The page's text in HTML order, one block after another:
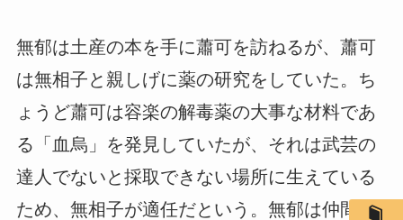
無郁は土産の本を手に蕭可を訪ねるが、蕭可
は無相子と親しげに薬の研究をしていた。ち
ょうど蕭可は容楽の解毒薬の大事な材料であ
る「血烏」を発見していたが、それは武芸の
達人でないと採取できない場所に生えている
ため、無相子が適任だという。無郁は仲間外